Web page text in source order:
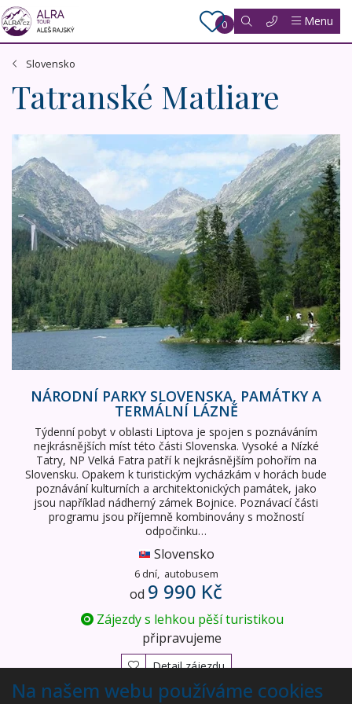
0 Menu
Slovensko
Tatranské Matliare
Národní parky Slovenska, památky a termální lázně
NÁRODNÍ PARKY SLOVENSKA, PAMÁTKY A
TERMÁLNÍ LÁZNĚ
Týdenní pobyt v oblasti Liptova je spojen s poznáváním
nejkrásnějších míst této části Slovenska. Vysoké a Nízké
Tatry, NP Velká Fatra patří k nejkrásnějším pohořím na
Slovensku. Opakem k turistickým vycházkám v horách bude
poznávání kulturních a architektonických památek, jako
jsou například nádherný zámek Bojnice. Poznávací části
programu jsou příjemně kombinovány s možností
odpočinku…
Slovensko
6 dní, autobusem
od 9 990 Kč
Zájezdy s lehkou pěší turistikou
připravujeme
Detail zájezdu
Na našem webu používáme cookies